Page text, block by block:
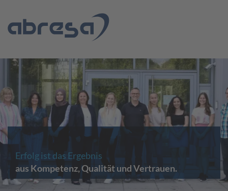
Erfolg ist das Ergebnis
aus Kompetenz, Qualität und Vertrauen.